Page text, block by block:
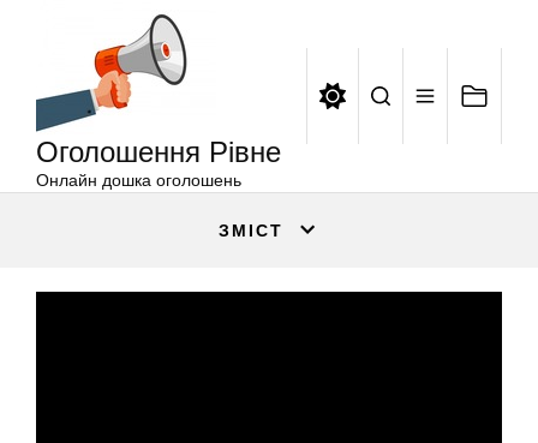
Оголошення Рівне
Онлайн дошка оголошень
ЗМІСТ